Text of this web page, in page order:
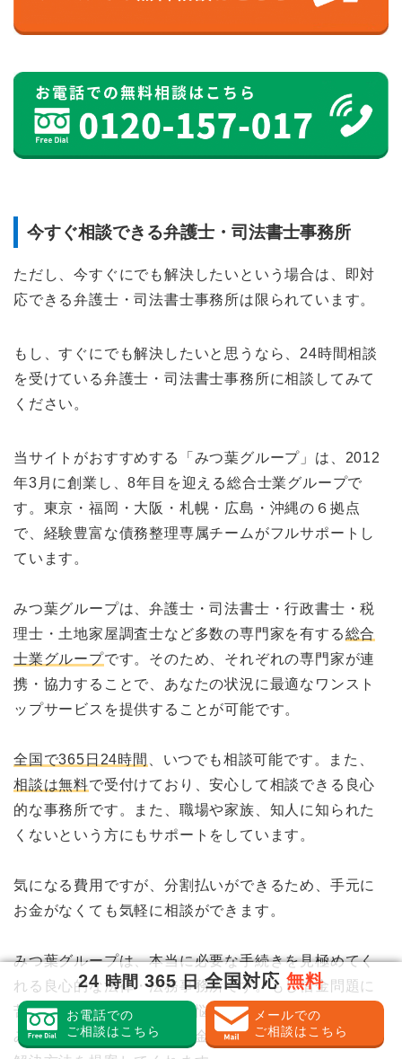
今すぐ相談できる弁護士・司法書士事務所
ただし、今すぐにでも解決したいという場合は、即対
応できる弁護士・司法書士事務所は限られています。
もし、すぐにでも解決したいと思うなら、24時間相談
を受けている弁護士・司法書士事務所に相談してみて
ください。
当サイトがおすすめする「みつ葉グループ」は、2012
年3月に創業し、8年目を迎える総合士業グループで
す。東京・福岡・大阪・札幌・広島・沖縄の６拠点
で、経験豊富な債務整理専属チームがフルサポートし
ています。
みつ葉グループは、弁護士・司法書士・行政書士・税
理士・土地家屋調査士など多数の専門家を有する総合
士業グループです。そのため、それぞれの専門家が連
携・協力することで、あなたの状況に最適なワンスト
ップサービスを提供することが可能です。
全国で365日24時間
、いつでも相談可能です。また、
相談は無料で受付けており、安心して相談できる良心
的な事務所です。また、職場や家族、知人に知られた
くないという方にもサポートをしています。
気になる費用ですが、分割払いができるため、手元に
お金がなくても気軽に相談ができます。
みつ葉グループは、本当に必要な手続きを見極めてく
れる良心的な法律・法務事務所です。もし借金問題に
苦しんでいるなら、一人で悩ますに、まずは相談して
みてください。あなたの借金の状況に合った、最善の
24時間365日全国対応 無料
お電話での
ご相談はこちら
メールでの
ご相談はこちら